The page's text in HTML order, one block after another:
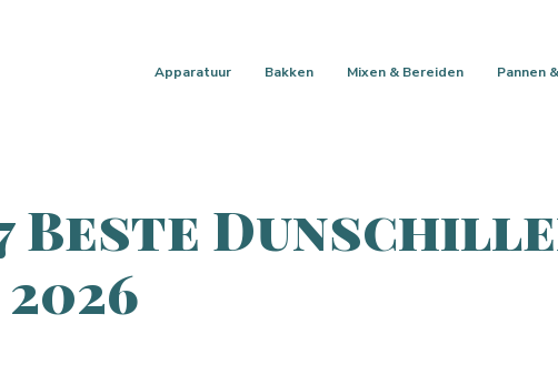
Apparatuur Bakken Mixen & Bereiden Pannen
Beste